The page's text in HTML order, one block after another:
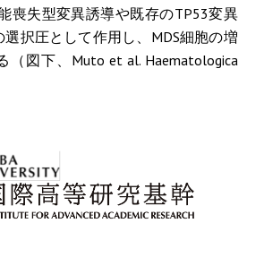
喪失型変異誘導や既存のTP53変異
択圧として作用し、MDS細胞の増
（図下、Muto et al. Haematologica